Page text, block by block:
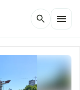
search menu